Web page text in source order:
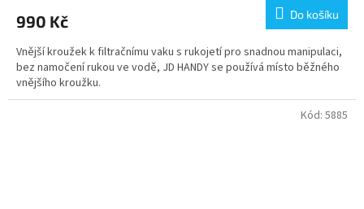
990 Kč Do košíku
Vnější kroužek k filtračnímu vaku s rukojetí pro snadnou manipulaci,
bez namočení rukou ve vodě, JD HANDY se používá místo běžného
vnějšího kroužku.
Kód: 5885